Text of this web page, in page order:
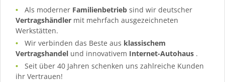
Als moderner Familienbetrieb sind wir deutscher
Vertragshändler mit mehrfach ausgezeichneten
Werkstätten.
Wir verbinden das Beste aus klassischem
Vertragshandel und innovativem Internet-Autohaus .
Seit über 40 Jahren schenken uns zahlreiche Kunden
ihr Vertrauen!